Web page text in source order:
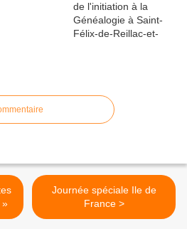
»
Journée spéciale Ile de
France >